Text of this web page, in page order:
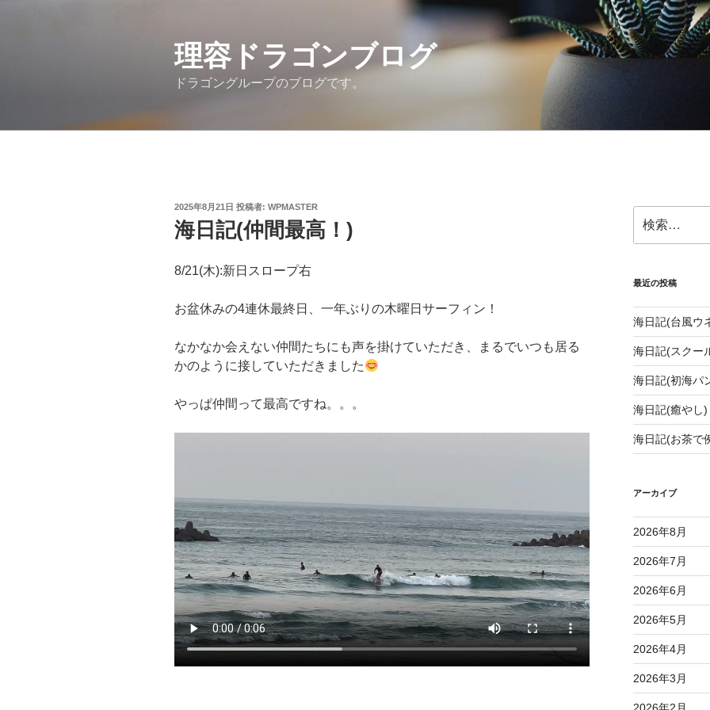
理容ドラゴンブログ
ドラゴングループのブログです。
投
稿
日:
2025年8月21日 投稿者: WPMASTER
海日記(仲間最高！)
8/21(木):新日スロープ右
お盆休みの4連休最終日、一年ぶりの木曜日サーフィン！
なかなか会えない仲間たちにも声を掛けていただき、まるでいつも居る
かのように接していただきました
やっぱ仲間って最高ですね。。。
索:
最近の投稿
海日記(台風ウ
海日記(スクー
海日記(初海パ
海日記(癒やし)
海日記(お茶で
アーカイブ
2026年8月
2026年7月
2026年6月
2026年5月
2026年4月
2026年3月